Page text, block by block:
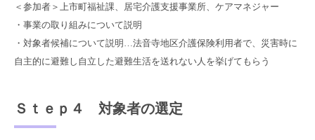
＜参加者＞上市町福祉課、居宅介護支援事業所、ケアマネジャー
・事業の取り組みについて説明
・対象者候補について説明…法音寺地区介護保険利用者で、災害時に
自主的に避難し自立した避難生活を送れない人を挙げてもらう
Ｓｔｅｐ４ 対象者の選定